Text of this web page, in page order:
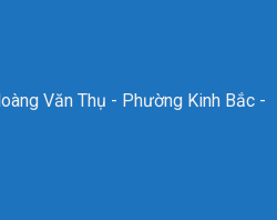
Văn Thụ - Phường Kinh Bắc -